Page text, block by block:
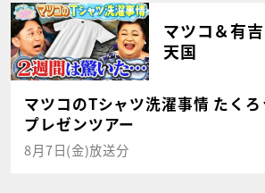
マツコ＆有
天国
マツコのTシャツ洗濯事情 たく
プレゼンツアー
8月7日(金)放送分